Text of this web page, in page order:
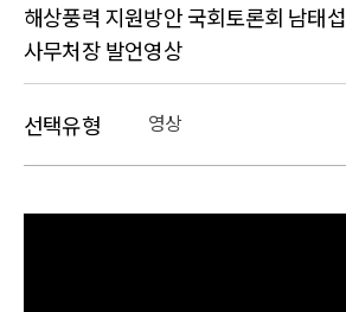
해상풍력 지원방안 국회토론회 남태섭
사무처장 발언영상
선택유형 영상
본문